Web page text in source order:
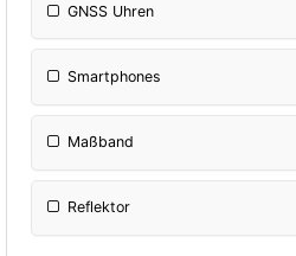
GNSS Uhren
Smartphones
Maßband
Reflektor